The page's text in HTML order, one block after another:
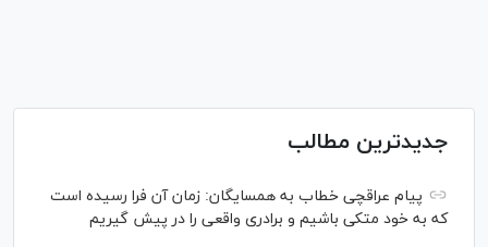
جدیدترین مطالب
پیام عراقچی خطاب به همسایگان: زمان آن فرا رسیده است
که به خود متکی باشیم و برادری واقعی را در پیش گیریم